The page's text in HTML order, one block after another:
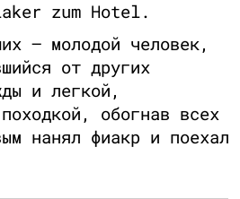
zum Hotel.
– молодой человек,
от других
и легкой,
обогнав всех
нанял фиакр и поехал